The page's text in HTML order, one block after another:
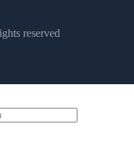
reserved